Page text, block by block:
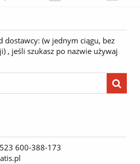
dostawcy: (w jednym ciągu, bez
, jeśli szukasz po nazwie używaj
600-388-173